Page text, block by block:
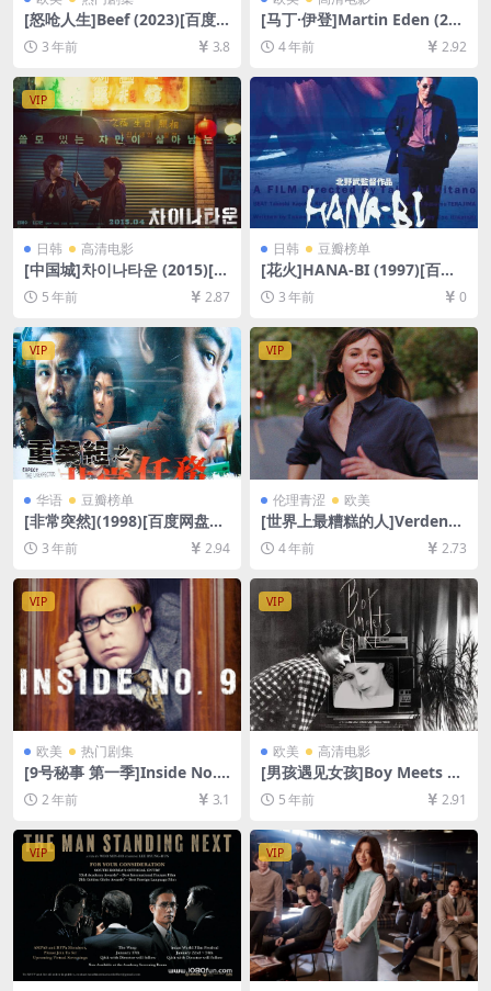
[怒呛人生]Beef (2023)[百度
网盘+迅雷云盘资源1080P超
清未删减][MP4/20GB][中英
3 年前 3.8
[马丁·伊登]Martin Eden (201
9)[百度网盘+迅雷云盘资源10
80P超清未删减][MP4/8GB]
4 年前 2.92
VIP
日韩 高清电影
[中国城]차이나타운 (2015)[百
度网盘+迅雷云盘资源1080P
超清未删减][MP4/5.6GB][韩
语中字]
5 年前 2.87
日韩 豆瓣榜单
[花火]HANA-BI (1997)[百度
网盘+夸克网盘1080P超清未
删减资源][网盘在线播放/下
载][MP4/6.5GB][中文字幕]
3 年前 0
VIP
华语 豆瓣榜单
[非常突然](1998)[百度网盘
+夸克网盘1080P超清未删减
资源][网盘在线播放/下载][MP
4/5.8GB][粤语中字]
3 年前 2.94
VIP
伦理青涩 欧美
[世界上最糟糕的人]Verdens
verste menneske (2021)[百
度网盘+迅雷云盘资源1080P
超清未删减][MP4/8GB][中英
字幕]
4 年前 2.73
VIP
欧美 热门剧集
[9号秘事 第一季]Inside No. 9
Season 1 (2014)[百度网盘
+夸克网盘1080P超清未删减
4/5.75GB][中英字幕]
2 年前 3.1
VIP
欧美 高清电影
[男孩遇见女孩]Boy Meets Gi
rl (1984)[百度网盘+迅雷云盘
资源1080P超清未删减][MP4/
5 年前 2.91
VIP VIP